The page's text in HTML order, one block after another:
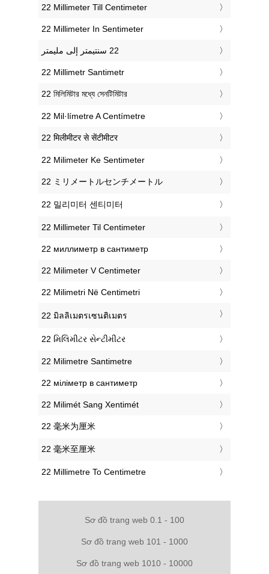
‎22 Millimeter Till Centimeter
‎22 Millimeter In Sentimeter
‎22 Millimetr Santimetr
‎22 মিলিমিটার মধ্যে সেনটিমিটার
‎22 Mil·límetre A Centímetre
‎22 मिलीमीटर से सेंटीमीटर
‎22 Milimeter Ke Sentimeter
‎22 ミリメートルセンチメートル
‎22 밀리미터 센티미터
‎22 Millimeter Til Centimeter
‎22 миллиметр в сантиметр
‎22 Milimeter V Centimeter
‎22 Milimetri Në Centimetri
‎22 มิลลิเมตรเซนติเมตร
‎22 મિલિમીટર સેન્ટીમીટર
‎22 Milimetre Santimetre
‎22 міліметр в сантиметр
‎22 Milimét Sang Xentimét
‎22 毫米为厘米
‎22 毫米至厘米
‎22 Millimetre To Centimetre
Sơ đồ trang web 0.1 - 100
Sơ đồ trang web 101 - 1000
Sơ đồ trang web 1010 - 10000